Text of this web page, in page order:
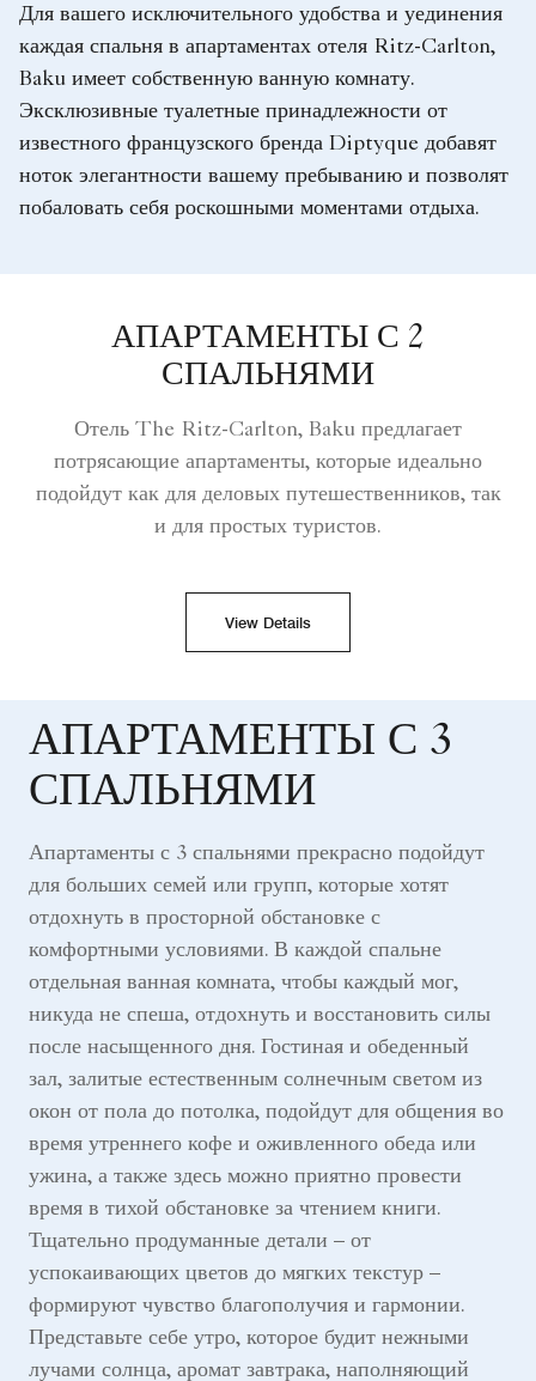
Для вашего исключительного удобства и уединения
каждая спальня в апартаментах отеля Ritz-Carlton,
Baku имеет собственную ванную комнату.
Эксклюзивные туалетные принадлежности от
известного французского бренда Diptyque добавят
ноток элегантности вашему пребыванию и позволят
побаловать себя роскошными моментами отдыха.
АПАРТАМЕНТЫ С 2
СПАЛЬНЯМИ
Отель The Ritz-Carlton, Baku предлагает
потрясающие апартаменты, которые идеально
подойдут как для деловых путешественников, так
и для простых туристов.
View Details
АПАРТАМЕНТЫ С 3
СПАЛЬНЯМИ
Апартаменты с 3 спальнями прекрасно подойдут
для больших семей или групп, которые хотят
отдохнуть в просторной обстановке с
комфортными условиями. В каждой спальне
отдельная ванная комната, чтобы каждый мог,
никуда не спеша, отдохнуть и восстановить силы
после насыщенного дня. Гостиная и обеденный
зал, залитые естественным солнечным светом из
окон от пола до потолка, подойдут для общения во
время утреннего кофе и оживленного обеда или
ужина, а также здесь можно приятно провести
время в тихой обстановке за чтением книги.
Тщательно продуманные детали – от
успокаивающих цветов до мягких текстур –
формируют чувство благополучия и гармонии.
Представьте себе утро, которое будит нежными
лучами солнца, аромат завтрака, наполняющий